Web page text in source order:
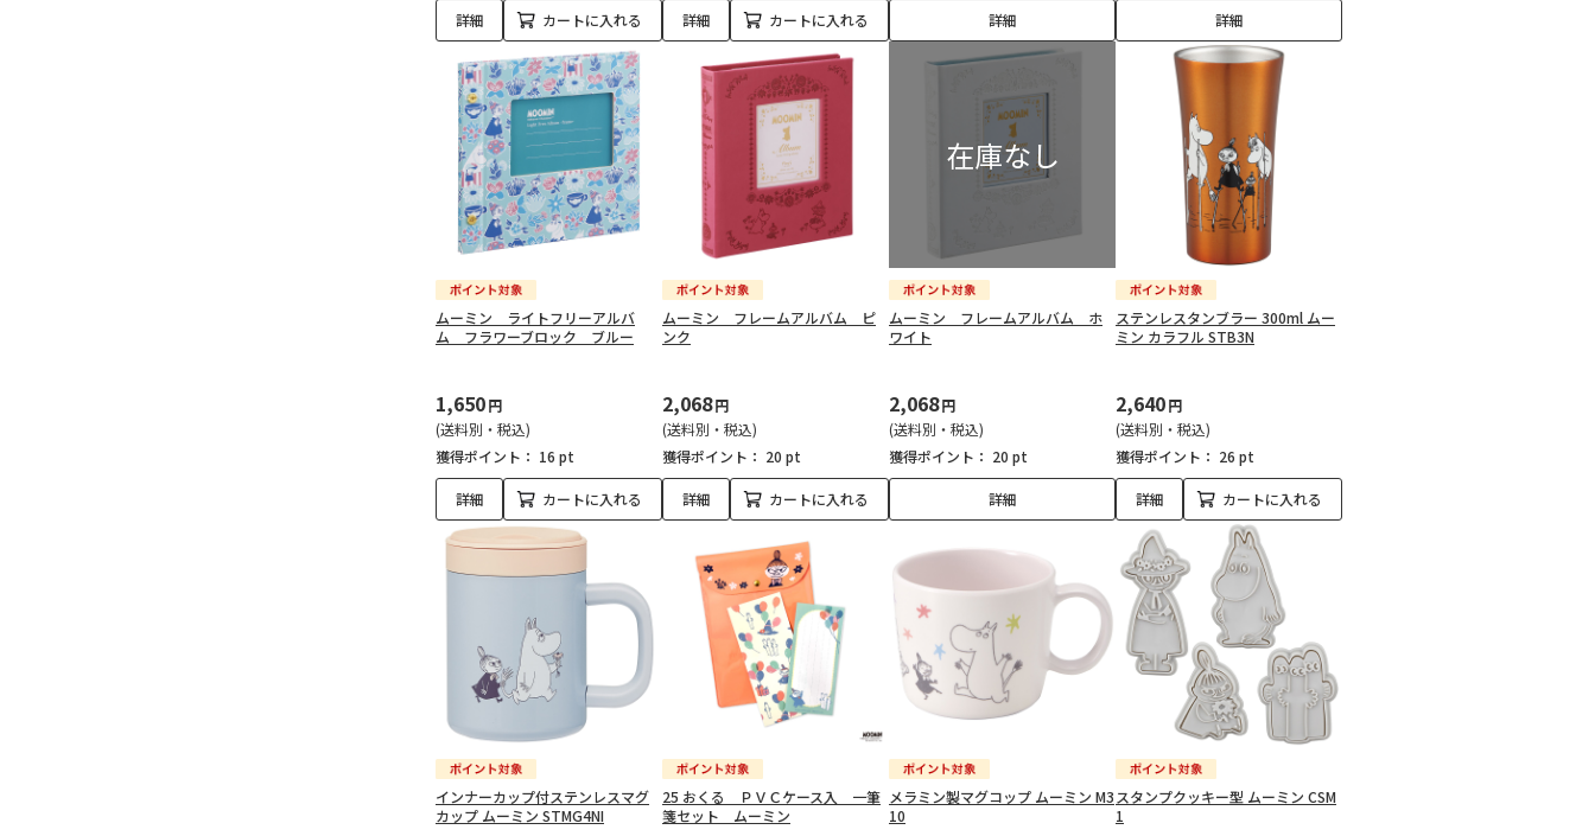
詳細 カートに入れる 詳細 カートに入れる 詳細 詳細
ムーミン ライトフリーアルバ
ム フラワーブロック ブルー
1,650円
(送料別・税込)
獲得ポイント： 16 pt
詳細 カートに入れる
ムーミン フレームアルバム ピ
ンク
2,068円
(送料別・税込)
獲得ポイント： 20 pt
詳細 カートに入れる
ムーミン フレームアルバム ホ
ワイト
2,068円
(送料別・税込)
獲得ポイント： 20 pt
詳細
ステンレスタンブラー 300ml ムー
ミン カラフル STB3N
2,640円
(送料別・税込)
獲得ポイント： 26 pt
詳細 カートに入れる
インナーカップ付ステンレスマグ
カップ ムーミン STMG4NI
25 おくる ＰＶＣケース入 一筆
箋セット ムーミン
メラミン製マグコップ ムーミン M3
10
スタンプクッキー型 ムーミン CSM
1